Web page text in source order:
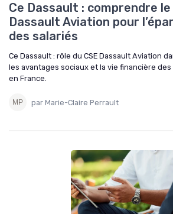
Ce Dassault : comprendre le
Dassault Aviation pour
des salariés
Ce Dassault : rôle du CSE Dassault Aviation
les avantages sociaux et la vie financière
en France.
par Marie-Claire Perrault